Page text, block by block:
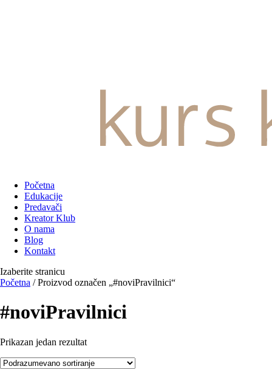
Početna
Edukacije
Predavači
Kreator Klub
O nama
Blog
Kontakt
Izaberite stranicu
Početna / Proizvod označen „#noviPravilnici“
#noviPravilnici
Prikazan jedan rezultat